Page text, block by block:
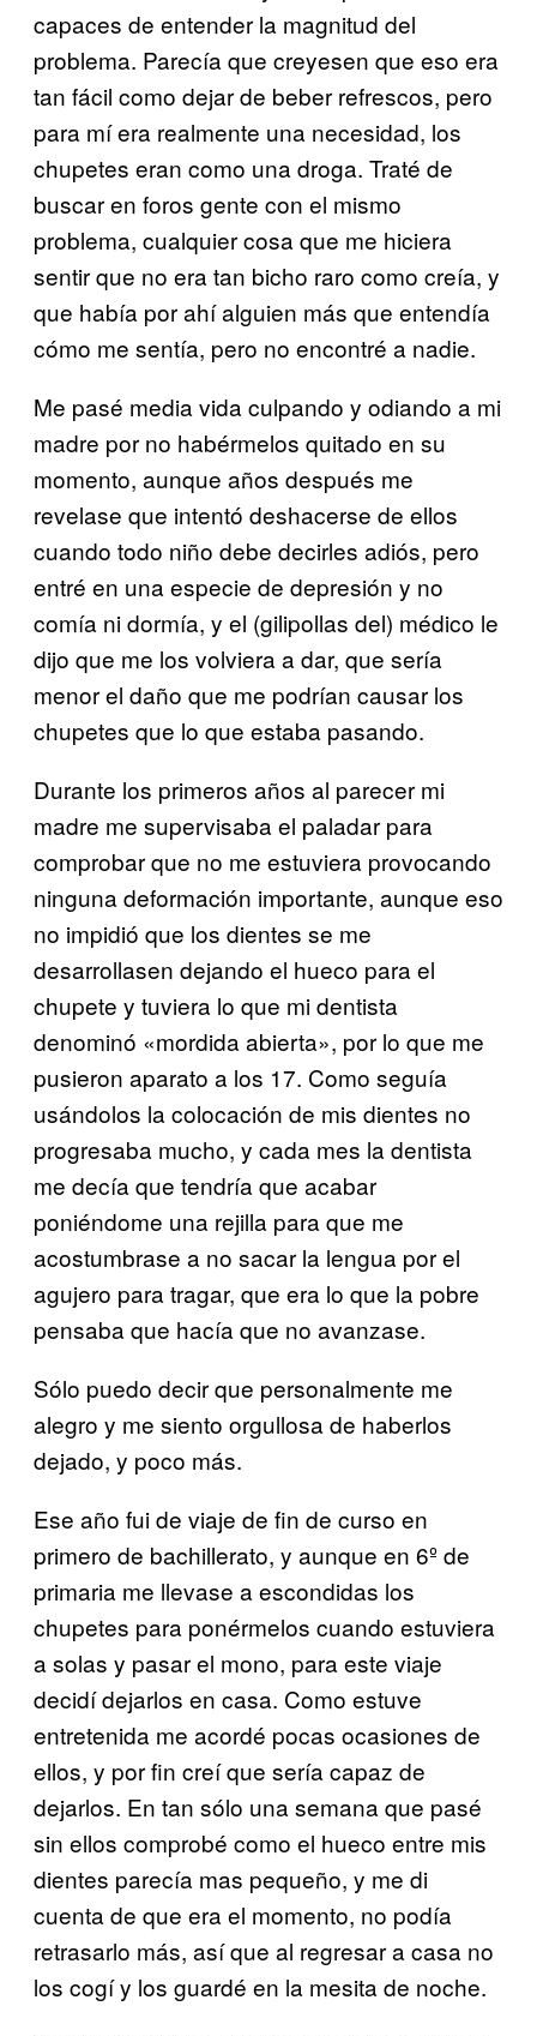
capaces de entender la magnitud del
problema. Parecía que creyesen que eso era
tan fácil como dejar de beber refrescos, pero
para mí era realmente una necesidad, los
chupetes eran como una droga. Traté de
buscar en foros gente con el mismo
problema, cualquier cosa que me hiciera
sentir que no era tan bicho raro como creía, y
que había por ahí alguien más que entendía
cómo me sentía, pero no encontré a nadie.
Me pasé media vida culpando y odiando a mi
madre por no habérmelos quitado en su
momento, aunque años después me
revelase que intentó deshacerse de ellos
cuando todo niño debe decirles adiós, pero
entré en una especie de depresión y no
comía ni dormía, y el (gilipollas del) médico le
dijo que me los volviera a dar, que sería
menor el daño que me podrían causar los
chupetes que lo que estaba pasando.
Durante los primeros años al parecer mi
madre me supervisaba el paladar para
comprobar que no me estuviera provocando
ninguna deformación importante, aunque eso
no impidió que los dientes se me
desarrollasen dejando el hueco para el
chupete y tuviera lo que mi dentista
denominó «mordida abierta», por lo que me
pusieron aparato a los 17. Como seguía
usándolos la colocación de mis dientes no
progresaba mucho, y cada mes la dentista
me decía que tendría que acabar
poniéndome una rejilla para que me
acostumbrase a no sacar la lengua por el
agujero para tragar, que era lo que la pobre
pensaba que hacía que no avanzase.
Sólo puedo decir que personalmente me
alegro y me siento orgullosa de haberlos
dejado, y poco más.
Ese año fui de viaje de fin de curso en
primero de bachillerato, y aunque en 6º de
primaria me llevase a escondidas los
chupetes para ponérmelos cuando estuviera
a solas y pasar el mono, para este viaje
decidí dejarlos en casa. Como estuve
entretenida me acordé pocas ocasiones de
ellos, y por fin creí que sería capaz de
dejarlos. En tan sólo una semana que pasé
sin ellos comprobé como el hueco entre mis
dientes parecía mas pequeño, y me di
cuenta de que era el momento, no podía
retrasarlo más, así que al regresar a casa no
los cogí y los guardé en la mesita de noche.